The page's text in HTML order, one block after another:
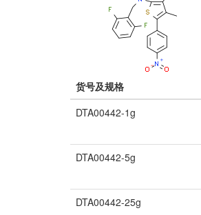
货号及规格
DTA00442-1g
DTA00442-5g
DTA00442-25g